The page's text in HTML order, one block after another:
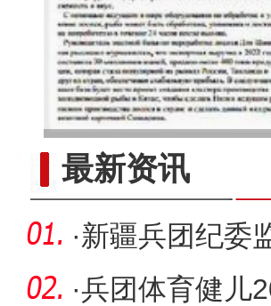
最新资讯
·新疆兵团纪委
腐败问题
·兵团体育健儿